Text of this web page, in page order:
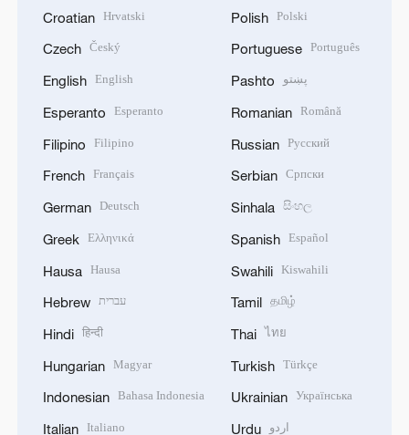
Croatian Hrvatski
Czech Český
English English
Esperanto Esperanto
Filipino Filipino
French Français
German Deutsch
Greek Ελληνικά
Hausa Hausa
Hebrew עברית
Hindi हिन्दी
Hungarian Magyar
Indonesian Bahasa Indonesia
Italian Italiano
Polish Polski
Portuguese Português
Pashto پښتو
Romanian Română
Russian Русский
Serbian Српски
Sinhala සිංහල
Spanish Español
Swahili Kiswahili
Tamil தமிழ்
Thai ไทย
Turkish Türkçe
Ukrainian Українська
Urdu اردو